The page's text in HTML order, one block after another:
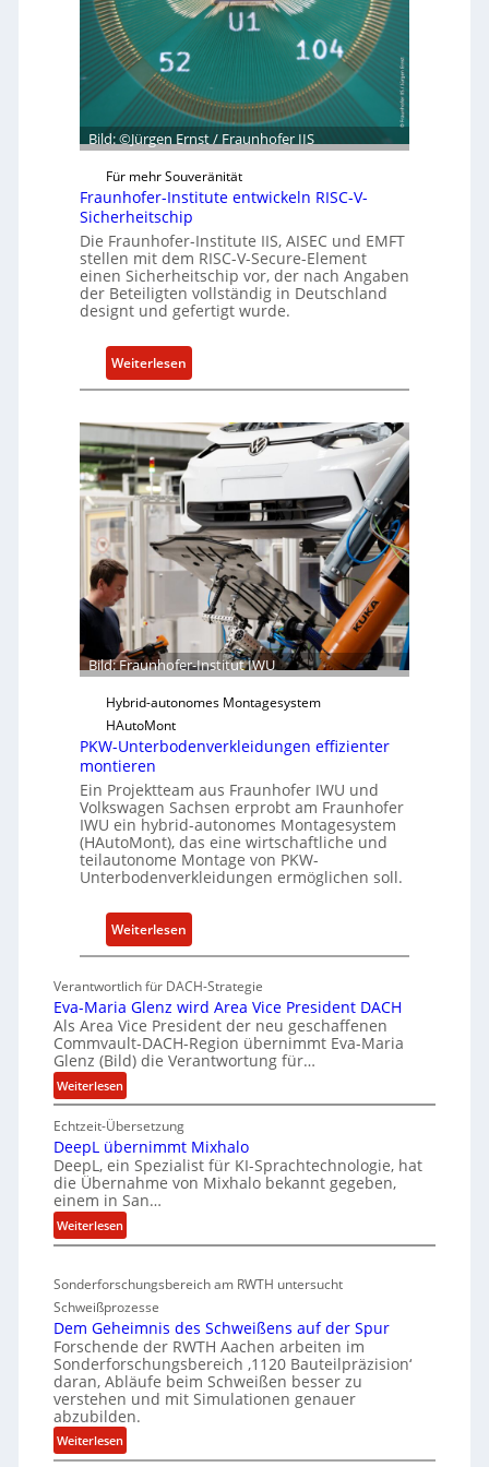
R
s
i
l
i
e
n
c
e
A
c
t
t
e
s
c
h
ä
t
s
e
i
n
h
i
t
f
ü
r
S
f
t
w
a
u
n
I
Bild: ©Jürgen Ernst / Fraunhofer IIS
Für mehr Souveränität
Fraunhofer-Institute entwickeln RISC-V-
Sicherheitschip
Die Fraunhofer-Institute IIS, AISEC und EMFT
stellen mit dem RISC-V-Secure-Element
einen Sicherheitschip vor, der nach Angaben
der Beteiligten vollständig in Deutschland
designt und gefertigt wurde.
Weiterlesen:
F
a
u
n
h
o
f
e
-
n
s
t
t
t
e
e
n
t
w
i
c
k
e
l
n
R
C
-
V
c
e
r
h
e
s
Bild: Fraunhofer-Institut IWU
Hybrid-autonomes Montagesystem
HAutoMont
PKW-Unterbodenverkleidungen effizienter
montieren
Ein Projektteam aus Fraunhofer IWU und
Volkswagen Sachsen erprobt am Fraunhofer
IWU ein hybrid-autonomes Montagesystem
(HAutoMont), das eine wirtschaftliche und
teilautonome Montage von PKW-
Unterbodenverkleidungen ermöglichen soll.
Weiterlesen:
P
W
-
U
n
e
b
o
n
e
k
l
e
i
u
Verantwortlich für DACH-Strategie
Eva-Maria Glenz wird Area Vice President DACH
Als Area Vice President der neu geschaffenen
Commvault-DACH-Region übernimmt Eva-Maria
Glenz (Bild) die Verantwortung für…
Weiterlesen:
E
v
a
-
M
a
r
i
G
l
e
n
z
w
i
r
d
Echtzeit-Übersetzung
DeepL übernimmt Mixhalo
DeepL, ein Spezialist für KI-Sprachtechnologie, hat
die Übernahme von Mixhalo bekannt gegeben,
einem in San…
Weiterlesen:
D
e
p
L
ü
b
e
r
n
i
Sonderforschungsbereich am RWTH untersucht
Schweißprozesse
Dem Geheimnis des Schweißens auf der Spur
Forschende der RWTH Aachen arbeiten im
Sonderforschungsbereich ‚1120 Bauteilpräzision‘
daran, Abläufe beim Schweißen besser zu
verstehen und mit Simulationen genauer
abzubilden.
Weiterlesen:
D